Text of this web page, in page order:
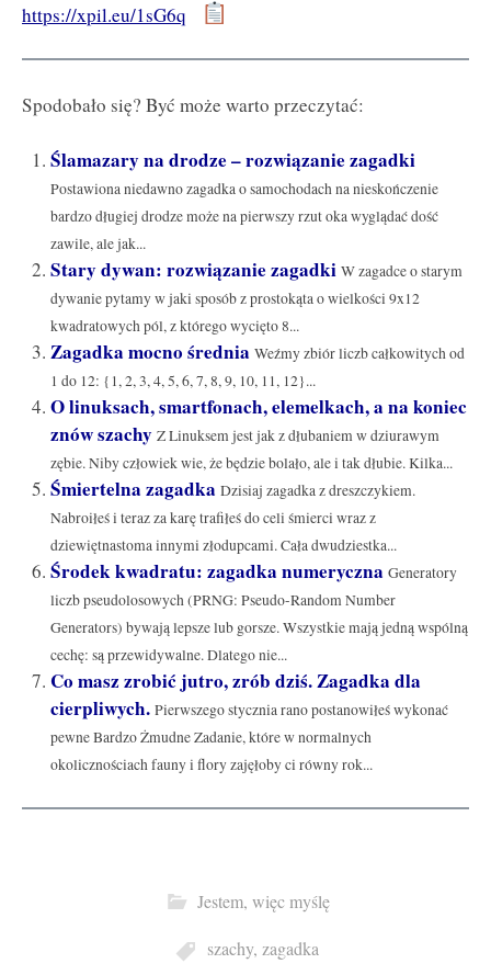
https://xpil.eu/1sG6q
Spodobało się? Być może warto przeczytać:
Ślamazary na drodze – rozwiązanie zagadki
Postawiona niedawno zagadka o samochodach na nieskończenie
bardzo długiej drodze może na pierwszy rzut oka wyglądać dość
zawile, ale jak...
Stary dywan: rozwiązanie zagadki W zagadce o starym
dywanie pytamy w jaki sposób z prostokąta o wielkości 9x12
kwadratowych pól, z którego wycięto 8...
Zagadka mocno średnia Weźmy zbiór liczb całkowitych od
1 do 12: {1, 2, 3, 4, 5, 6, 7, 8, 9, 10, 11, 12}...
O linuksach, smartfonach, elemelkach, a na koniec
znów szachy Z Linuksem jest jak z dłubaniem w dziurawym
zębie. Niby człowiek wie, że będzie bolało, ale i tak dłubie. Kilka...
Śmiertelna zagadka Dzisiaj zagadka z dreszczykiem.
Nabroiłeś i teraz za karę trafiłeś do celi śmierci wraz z
dziewiętnastoma innymi złodupcami. Cała dwudziestka...
Środek kwadratu: zagadka numeryczna Generatory
liczb pseudolosowych (PRNG: Pseudo-Random Number
Generators) bywają lepsze lub gorsze. Wszystkie mają jedną wspólną
cechę: są przewidywalne. Dlatego nie...
Co masz zrobić jutro, zrób dziś. Zagadka dla
cierpliwych. Pierwszego stycznia rano postanowiłeś wykonać
pewne Bardzo Żmudne Zadanie, które w normalnych
okolicznościach fauny i flory zajęłoby ci równy rok...
Jestem, więc myślę
szachy, zagadka